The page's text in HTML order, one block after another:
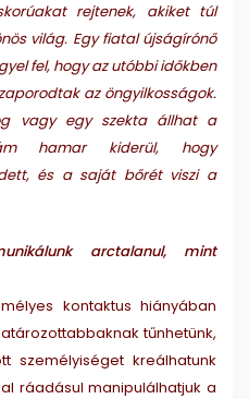
rejtenek, akiket túl
világ. Egy fiatal újságírónő
fel, hogy az utóbbi időkben
az öngyilkosságok.
vagy egy szekta állhat a
hamar kiderül, hogy
és a saját bőrét viszi a
arctalanul, mint
kontaktus hiányában
tűnhetünk,
személyiséget kreálhatunk
ráadásul manipulálhatjuk a